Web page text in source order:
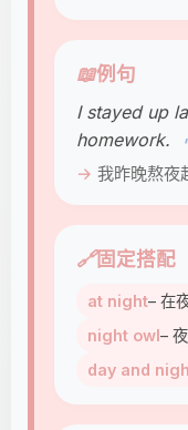
📖例句
I stayed up
homework.
我昨晚熬夜
🔗固定搭配
at night– 在
night owl–
day and